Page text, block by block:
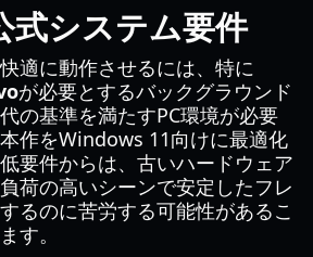
式システム要件
適に動作させるには、特に
が必要とするバックグラウンド
の基準を満たすPC環境が必要
作をWindows 11向けに最適化
要件からは、古いハードウェア
荷の高いシーンで安定したフレ
るのに苦労する可能性があるこ
す。